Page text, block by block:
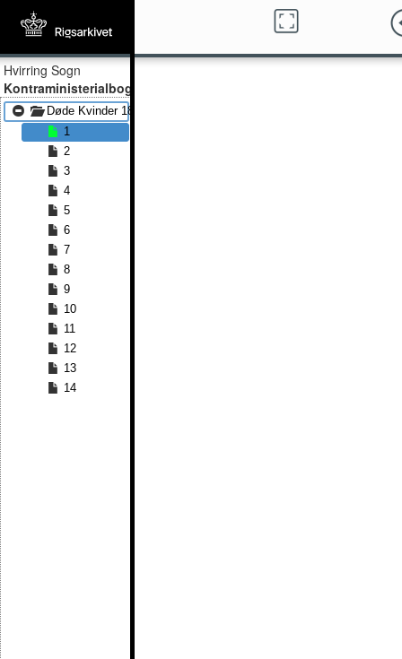
Hvirring Sogn
Kontraministerialbog
Døde Kvinder 1814 - Døde Kvinder 1834
1
2
3
4
5
6
7
8
9
10
11
12
13
14